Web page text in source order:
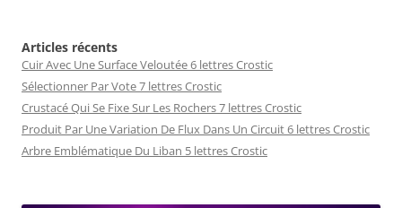
Articles récents
Cuir Avec Une Surface Veloutée 6 lettres Crostic
Sélectionner Par Vote 7 lettres Crostic
Crustacé Qui Se Fixe Sur Les Rochers 7 lettres Crostic
Produit Par Une Variation De Flux Dans Un Circuit 6 lettres Crostic
Arbre Emblématique Du Liban 5 lettres Crostic